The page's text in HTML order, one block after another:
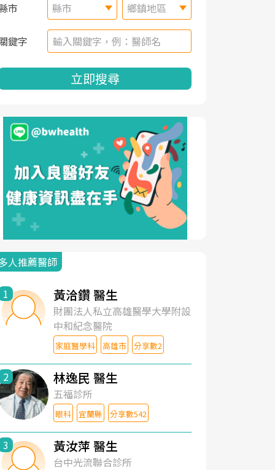
市 縣市 鄉鎮地區
鍵字
立即搜尋
人推薦醫師
1 黃洽鑽 醫生
財團法人私立高雄醫學大學附設
中和紀念醫院
家庭醫學科 高雄市 分享數2
2 林逸民 醫生
五福診所
眼科 宜蘭縣 分享數542
3 黃汝萍 醫生
台中光流聯合診所